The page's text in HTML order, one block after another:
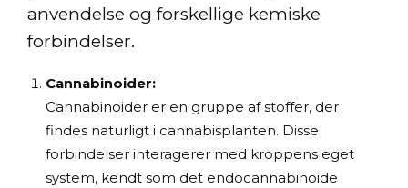
anvendelse og forskellige kemiske
forbindelser.
Cannabinoider:
Cannabinoider er en gruppe af stoffer, der
findes naturligt i cannabisplanten. Disse
forbindelser interagerer med kroppens eget
system, kendt som det endocannabinoide